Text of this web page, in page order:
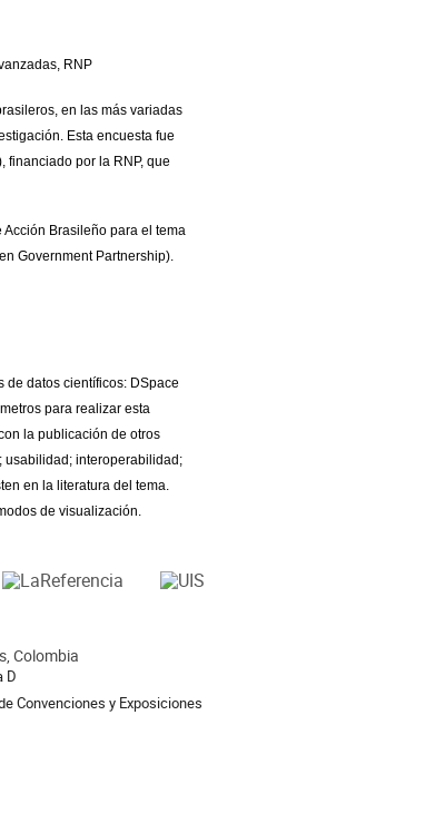
RNP
en las más variadas
Esta encuesta fue
financiado por la RNP, que
Brasileño para el tema
Government Partnership).
de datos científicos: DSpace
para realizar esta
la publicación de otros
usabilidad; interoperabilidad;
en la literatura del tema.
de visualización.
Colombia
D
Convenciones y Exposiciones